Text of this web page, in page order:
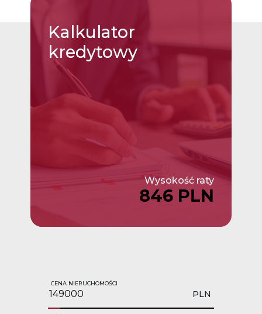
Kalkulator
kredytowy
Wysokość raty
846 PLN
CENA NIERUCHOMOŚCI
PLN